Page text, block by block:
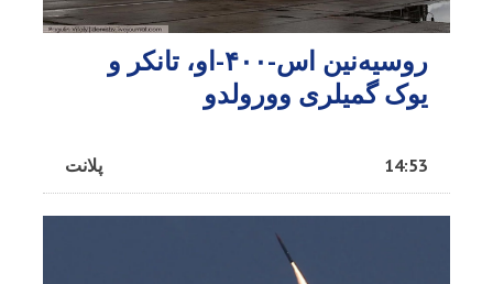
روسیه‌نین اس-۴۰۰-او، تانکر و
یوک گمیلری وورولدو
پلانت 14:53